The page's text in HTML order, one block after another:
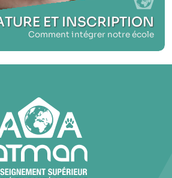
ET INSCRIPTION
Comment intégrer notre école